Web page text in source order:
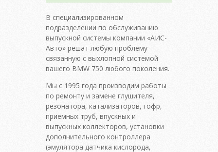
В специализированном
подразделении по обслуживанию
выпускной системы компании «АИС-
Авто» решат любую проблему
связанную с выхлопной системой
вашего BMW 750 любого поколения.
Мы с 1995 года производим работы
по ремонту и замене глушителя,
резонатора, катализаторов, гофр,
приемных труб, впускных и
выпускных коллекторов, установки
дополнительного контроллера
(эмулятора датчика кислорода,